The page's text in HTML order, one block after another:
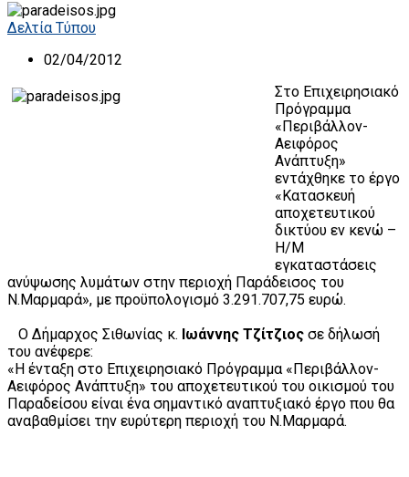
Δελτία Τύπου
02/04/2012
Στο Επιχειρησιακό
Πρόγραμμα
«Περιβάλλον-
Αειφόρος
Ανάπτυξη»
εντάχθηκε το έργο
«Κατασκευή
αποχετευτικού
δικτύου εν κενώ –
Η/Μ
εγκαταστάσεις
ανύψωσης λυμάτων στην περιοχή Παράδεισος του
Ν.Μαρμαρά», με προϋπολογισμό 3.291.707,75 ευρώ.
Ο Δήμαρχος Σιθωνίας κ. Ιωάννης Τζίτζιος σε δήλωσή
του ανέφερε:
«Η ένταξη στο Επιχειρησιακό Πρόγραμμα «Περιβάλλον-
Αειφόρος Ανάπτυξη» του αποχετευτικού του οικισμού του
Παραδείσου είναι ένα σημαντικό αναπτυξιακό έργο που θα
αναβαθμίσει την ευρύτερη περιοχή του Ν.Μαρμαρά.